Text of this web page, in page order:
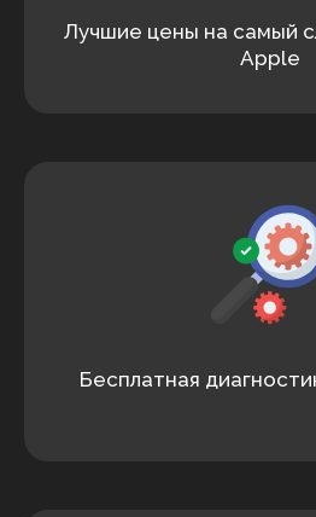
Лучшие цены на самый
Apple
Бесплатная